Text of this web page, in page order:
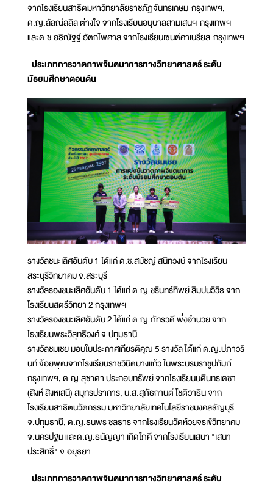
จากโรงเรียนสาธิตมหาวิทยาลัยราชภัฏจันทรเกษม กรุงเทพฯ,
ด.ญ.ลัลณ์ลลิล ต่างใจ จากโรงเรียนอนุบาลสามเสนฯ กรุงเทพฯ
และด.ช.อธิณัฐฐ์ อัตถไพศาล จากโรงเรียนเซนต์คาเบรียล กรุงเทพฯ
-ประเภทการวาดภาพจินตนาการทางวิทยาศาสตร์ ระดับ
มัธยมศึกษาตอนต้น
รางวัลชนะเลิศอันดับ 1 ได้แก่ ด.ช.สมัชญ์ สนิทวงษ์ จากโรงเรียน
สระบุรีวิทยาคม จ.สระบุรี
รางวัลรองชนะเลิศอันดับ 1 ได้แก่ ด.ญ.ชรินทร์ทิพย์ ลิมปนวิวิธ จาก
โรงเรียนสตรีวิทยา 2 กรุงเทพฯ
รางวัลรองชนะเลิศอันดับ 2 ได้แก่ ด.ญ.ภัทรวดี พึ่งอำนวย จาก
โรงเรียนพระวิสุทธิวงศ์ จ.ปทุมธานี
รางวัลชมเชย มอบใบประกาศเกียรติคุณ 5 รางวัล ได้แก่ ด.ญ.ปภาวริ
นท์ จ้อยพุฒจากโรงเรียนราชวินิตบางแก้ว ในพระบรมราชูปถัมภ์
กรุงเทพฯ, ด.ญ.สุชาดา ประกอบทรัพย์ จากโรงเรียนบดินทรเดชา
(สิงห์ สิงหเสนี) สมุทรปราการ, น.ส.สุภัธกานต์ โชติวาธิน จาก
โรงเรียนสาธิตนวัตกรรม มหาวิทยาลัยเทคโนโลยีราชมงคลธัญบุรี
จ.ปทุมธานี, ด.ญ.ธนพร ชลธาร จากโรงเรียนวัดห้วยจรเข้วิทยาคม
จ.นครปฐม และด.ญ.ธนัญญา เกิดโภคี จากโรงเรียนเสนา "เสนา
ประสิทธิ์" จ.อยุธยา
-ประเภทการวาดภาพจินตนาการทางวิทยาศาสตร์ ระดับ